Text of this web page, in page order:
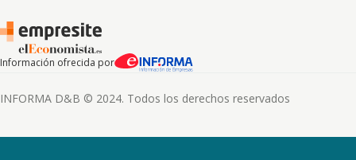
Información ofrecida por
INFORMA D&B © 2024. Todos los derechos reservados